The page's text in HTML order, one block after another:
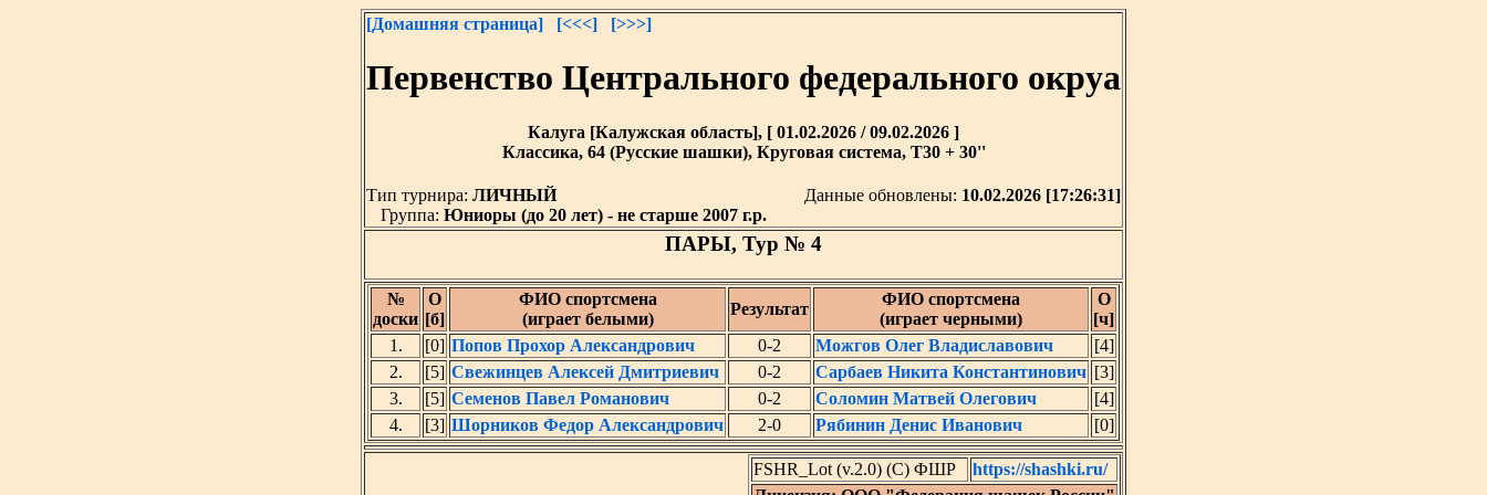
[Домашняя страница] [<<<] [>>>]
Первенство Центрального федерального окруа
Калуга [Калужская область], [ 01.02.2026 / 09.02.2026 ]
Классика, 64 (Русские шашки), Круговая система, T30 + 30''
Тип турнира: ЛИЧНЫЙ Данные обновлены: 10.02.2026 [17:26:31]
Группа: Юниоры (до 20 лет) - не старше 2007 г.р.
ПАРЫ, Тур № 4
№
доски
O
[б]
ФИО спортсмена
(играет белыми)
Результат
ФИО спортсмена
(играет черными)
О
[ч]
1.
[0] Попов Прохор Александрович 0-2 Можгов Олег Владиславович
[4]
2.
[5] Свежинцев Алексей Дмитриевич 0-2 Сарбаев Никита Константинович [3]
3.
[5] Семенов Павел Романович 0-2 Соломин Матвей Олегович
[4]
4.
[3] Шорников Федор Александрович 2-0 Рябинин Денис Иванович [0]
FSHR_Lot (v.2.0) (C) ФШР
https://shashki.ru/